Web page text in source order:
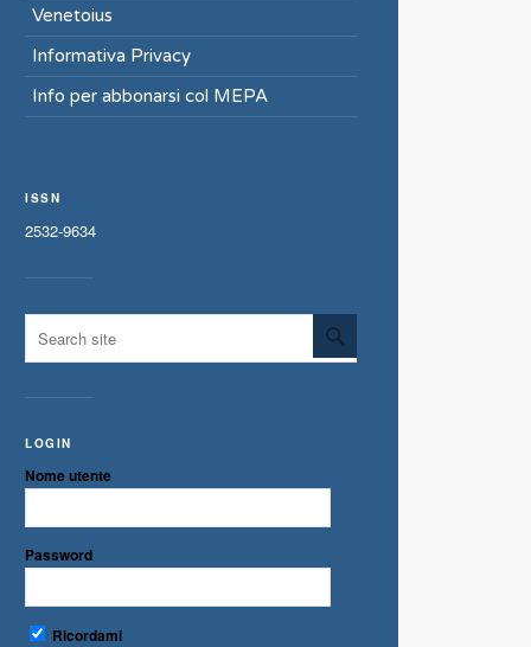
Venetoius
Informativa Privacy
Info per abbonarsi col MEPA
ISSN
2532-9634
LOGIN
Nome utente
Password
Ricordami